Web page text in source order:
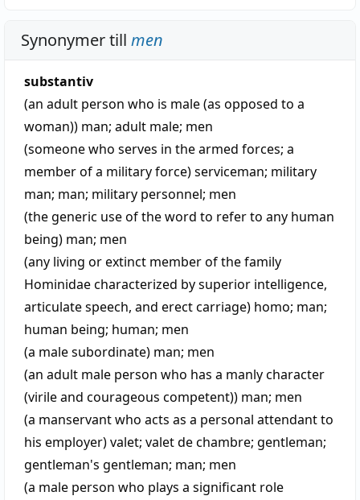
Synonymer till men
substantiv
(an adult person who is male (as opposed to a
woman)) man; adult male; men
(someone who serves in the armed forces; a
member of a military force)serviceman; military
man; man; military personnel; men
(the generic use of the word to refer to any human
being) man; men
(any living or extinct member of the family
Hominidae characterized by superior intelligence,
articulate speech, and erect carriage) homo; man;
human being; human; men
(a male subordinate) man; men
(an adult male person who has a manly character
(virile and courageous competent)) man; men
(a manservant who acts as a personal attendant to
his employer)valet; valet de chambre; gentleman;
gentleman's gentleman; man; men
(a male person who plays a significant role